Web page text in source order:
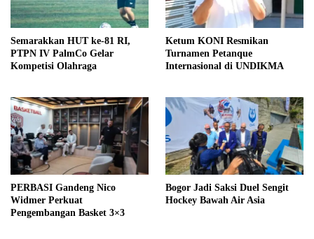
Semarakkan HUT ke-81 RI,
PTPN IV PalmCo Gelar
Kompetisi Olahraga
Ketum KONI Resmikan
Turnamen Petanque
Internasional di UNDIKMA
PERBASI Gandeng Nico
Widmer Perkuat
Pengembangan Basket 3×3
Bogor Jadi Saksi Duel Sengit
Hockey Bawah Air Asia